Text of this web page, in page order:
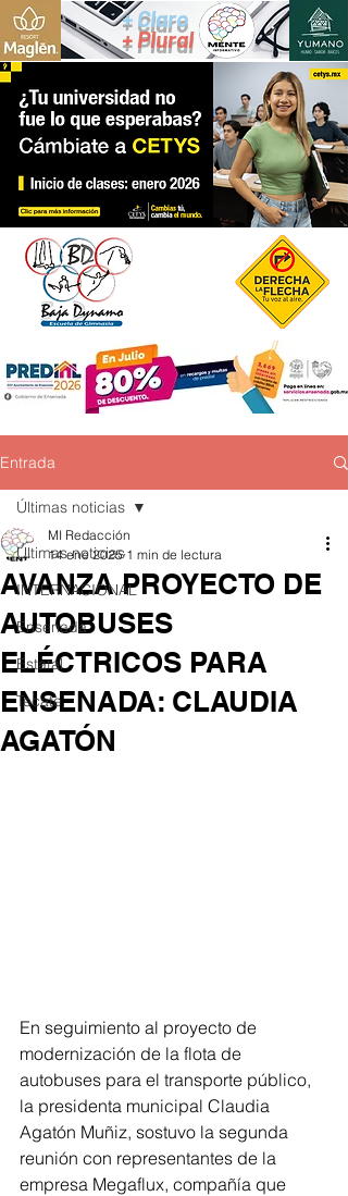
+ Claro
+ Plural
Entrada
Últimas noticias
INTERNACIONAL
Ensenada
Estatal
Tecate
Últimas noticias
AVANZA PROYECTO DE
AUTOBUSES
ELÉCTRICOS PARA
ENSENADA: CLAUDIA
AGATÓN
MI Redacción
14 ene 2025 1 min de lectura
En seguimiento al proyecto de
modernización de la flota de
autobuses para el transporte público,
la presidenta municipal Claudia
Agatón Muñiz, sostuvo la segunda
reunión con representantes de la
empresa Megaflux, compañía que